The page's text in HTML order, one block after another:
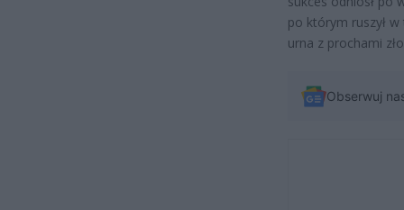
po którym ruszył
urna z prochami
Obserwuj